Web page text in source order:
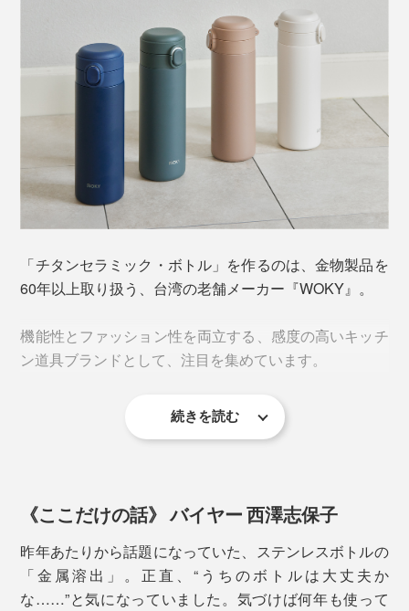
そんな、心配や味変を解消してくれるのが、『WOKY』
のチタンセラミック・ボトル。
、医療器具や食器にも使われる、
純度チタンをセラミックに配合。硬度・耐摩耗性に優れ
フタが顔に当たらない
ように設計されて
フタを閉めてボタンを下げればロック状態に。バッグの
ンクホルダーにも収まる サイズ。
※直径は450mlと同じです。
「チタンセラミック・ボトル」を作るのは、金物製品を
60年以上取り扱う、台湾の老舗メーカー『WOKY』。
機能性とファッション性を両立する、感度の高いキッチ
ン道具ブランドとして、注目を集めています。
このボトルの魅力も、機能性だけではありません。ミニ
続きを読む
《ここだけの話》 バイヤー 西澤志保子
昨年あたりから話題になっていた、ステンレスボトルの
「金属溶出」。正直、“うちのボトルは大丈夫か
な……”と気になっていました。気づけば何年も使って